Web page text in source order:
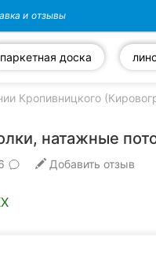
и отзывы
паркетная доска
Кропивницкого
натажные
Добавить отзыв